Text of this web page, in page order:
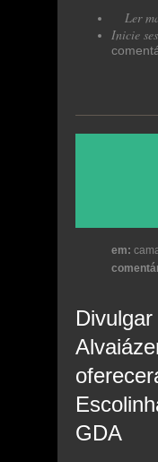
Ler
Inicie
em:
Divulgar
GDA